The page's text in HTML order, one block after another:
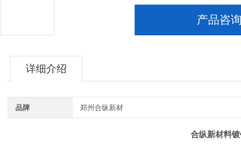
产品咨询
详细介绍
品牌 郑州合纵新材
合纵新材料